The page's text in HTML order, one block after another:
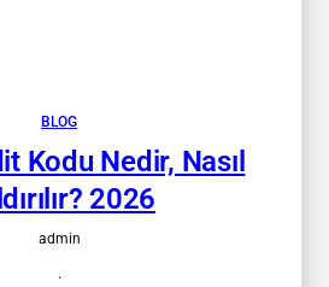
BLOG
Kodu Nedir, Nasıl
2026
admin
·